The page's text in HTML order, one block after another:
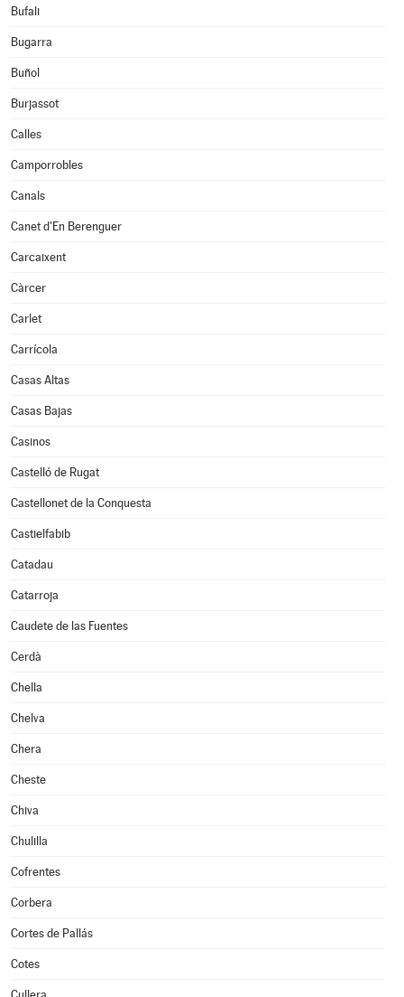
Bufali
Bugarra
Buñol
Burjassot
Calles
Camporrobles
Canals
Canet d'En Berenguer
Carcaixent
Càrcer
Carlet
Carrícola
Casas Altas
Casas Bajas
Casinos
Castelló de Rugat
Castellonet de la Conquesta
Castielfabib
Catadau
Catarroja
Caudete de las Fuentes
Cerdà
Chella
Chelva
Chera
Cheste
Chiva
Chulilla
Cofrentes
Corbera
Cortes de Pallás
Cotes